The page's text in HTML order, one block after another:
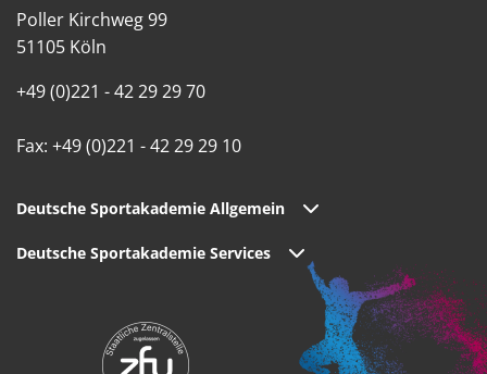
Poller Kirchweg 99
51105 Köln
+49 (0)221 - 42 29 29 70
Fax: +49 (0)221 - 42 29 29 10
Deutsche Sportakademie Allgemein
Deutsche Sportakademie Services